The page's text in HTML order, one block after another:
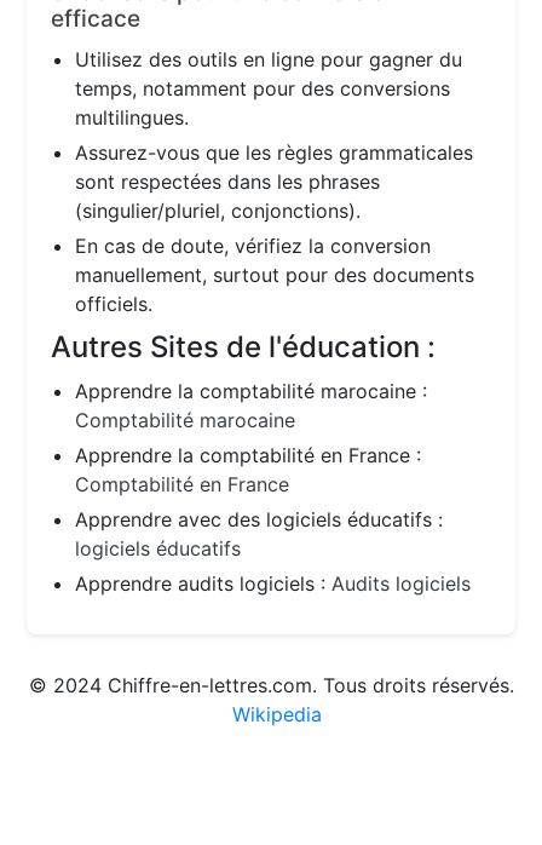
efficace
Utilisez des outils en ligne pour gagner du
temps, notamment pour des conversions
multilingues.
Assurez-vous que les règles grammaticales
sont respectées dans les phrases
(singulier/pluriel, conjonctions).
En cas de doute, vérifiez la conversion
manuellement, surtout pour des documents
officiels.
Autres Sites de l'éducation :
Apprendre la comptabilité marocaine :
Comptabilité marocaine
Apprendre la comptabilité en France :
Comptabilité en France
Apprendre avec des logiciels éducatifs :
logiciels éducatifs
Apprendre audits logiciels :Audits logiciels
© 2024 Chiffre-en-lettres.com. Tous droits réservés.
Wikipedia